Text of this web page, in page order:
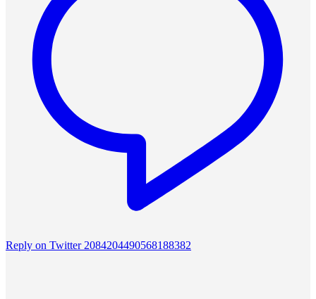
Reply on Twitter 2084204490568188382